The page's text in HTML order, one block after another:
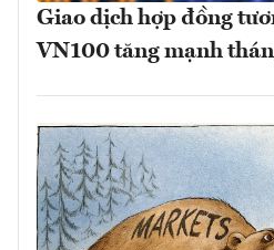
Giao dịch hợp đồng
VN100 tăng mạnh